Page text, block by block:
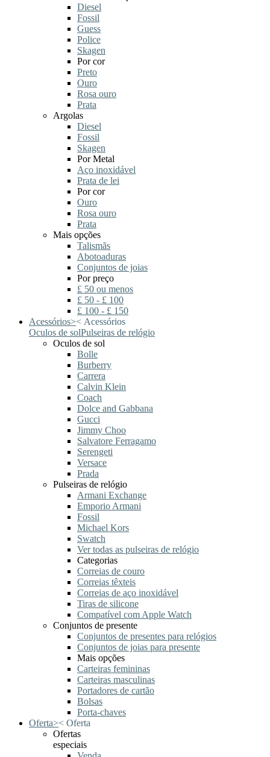
Diesel
Fossil
Guess
Police
Skagen
Por cor
Preto
Ouro
Rosa ouro
Prata
Argolas
Diesel
Fossil
Skagen
Por Metal
Aço inoxidável
Prata de lei
Por cor
Ouro
Rosa ouro
Prata
Mais opções
Talismãs
Abotoaduras
Conjuntos de joias
Por preço
£ 50 ou menos
£ 50 - £ 100
£ 100 - £ 150
Acessórios>< Acessórios
Oculos de solPulseiras de relógio
Oculos de sol
Bolle
Burberry
Carrera
Calvin Klein
Coach
Dolce and Gabbana
Gucci
Jimmy Choo
Salvatore Ferragamo
Serengeti
Versace
Prada
Pulseiras de relógio
Armani Exchange
Emporio Armani
Fossil
Michael Kors
Swatch
Ver todas as pulseiras de relógio
Categorias
Correias de couro
Correias têxteis
Correias de aço inoxidável
Tiras de silicone
Compatível com Apple Watch
Conjuntos de presente
Conjuntos de presentes para relógios
Conjuntos de joias para presente
Mais opções
Carteiras femininas
Carteiras masculinas
Portadores de cartão
Bolsas
Porta-chaves
Oferta>< Oferta
Ofertas
especiais